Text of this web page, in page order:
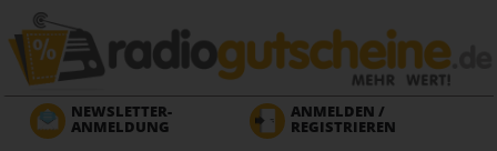
Direkt
zum
Inhalt
NEWSLETTER-
ANMELDUNG
ANMELDEN /
REGISTRIEREN